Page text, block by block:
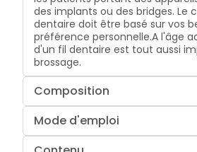
des implants ou des bridges. Le
dentaire doit être basé sur vos
préférence personnelle.A l'âge
d'un fil dentaire est tout aussi
brossage.
Composition
Mode d'emploi